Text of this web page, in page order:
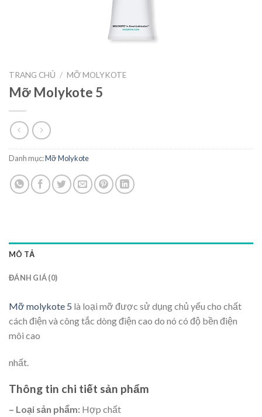
TRANG CHỦ / MỠ MOLYKOTE
Mỡ Molykote 5
Danh mục:Mỡ Molykote
MÔ TẢ
ĐÁNH GIÁ (0)
Mỡ molykote 5 là loại mỡ được sử dụng chủ yếu cho chất
cách điện và công tắc dòng điện cao do nó có độ bền điện
môi cao
nhất.
Thông tin chi tiết sản phẩm
– Loại sản phẩm: Hợp chất